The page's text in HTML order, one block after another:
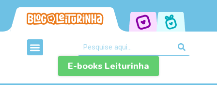
E-books Leiturinha